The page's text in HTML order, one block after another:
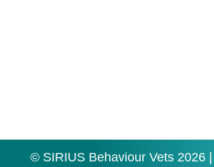
© SIRIUS Behaviour Vets 2026 |